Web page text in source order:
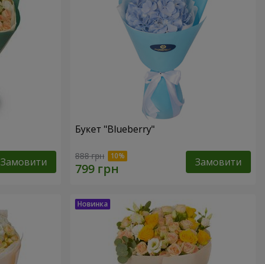
Замовити
Букет "Blueberry"
888 грн Замовити